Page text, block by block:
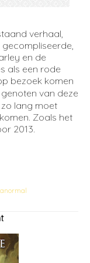
verhaal,
en de
als een rode
bezoek komen
van deze
lang moet
Zoals het
2013.